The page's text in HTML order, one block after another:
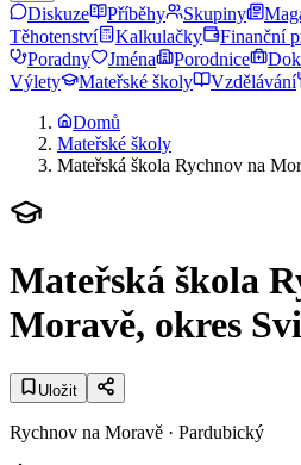
Diskuze Příběhy Skupiny
Těhotenství
Kalkulačky Finanční
Poradny
Jména Porodnice
Výlety
Mateřské školy Vzdělávání
Domů
Mateřské školy
Mateřská škola Rychnov na
Mateřská škola
Moravě, okres
Uložit
Rychnov na Moravě · Pardubický